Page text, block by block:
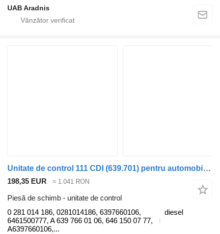
UAB Aradnis
Unitate de control 111 CDI (639.701) pentru automobil Mercedes-Benz VITO Minibus / passenger (W639)
198,35 EUR ≈ 1.041 RON
Piesă de schimb - unitate de control
0 281 014 186, 0281014186, 6397660106,
6461500777, A 639 766 01 06, 646 150 07 77,
A6397660106,...
diesel